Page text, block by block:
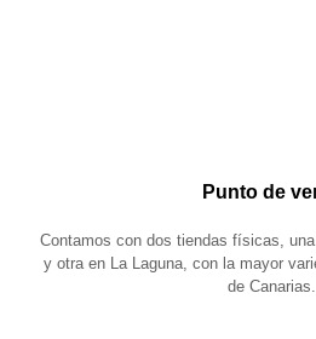
Punto de
Contamos con dos tiendas físicas,
y otra en La Laguna, con la mayor
de Canarias.